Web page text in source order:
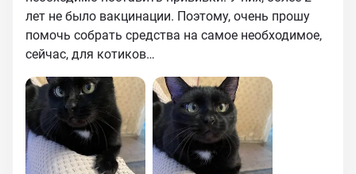
лет не было вакцинации. Поэтому, очень прошу
помочь собрать средства на самое необходимое,
сейчас, для котиков…